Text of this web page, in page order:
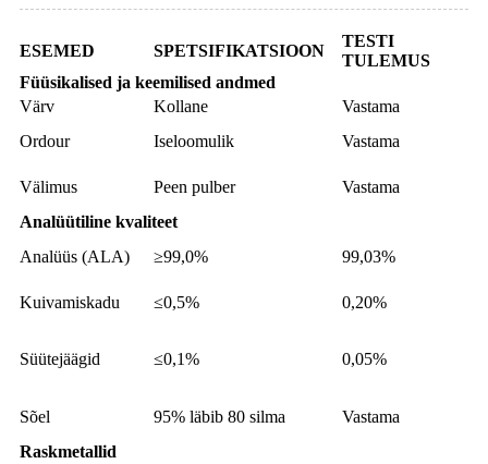
ESEMED SPETSIFIKATSIOON
TESTI
TULEMUS
Füüsikalised ja keemilised andmed
Värv
Kollane
Vastama
Ordour
Iseloomulik Vastama
Välimus Peen pulber
Vastama
Analüütiline kvaliteet
Analüüs (ALA)
≥99,0% 99,03%
Kuivamiskadu ≤0,5% 0,20%
Süütejäägid ≤0,1% 0,05%
Sõel 95% läbib 80 silma
Vastama
Raskmetallid